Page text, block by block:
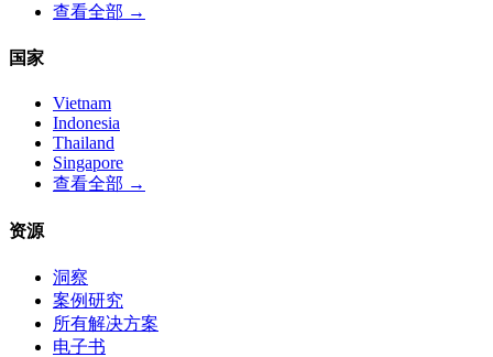
查看全部 →
国家
Vietnam
Indonesia
Thailand
Singapore
查看全部 →
资源
洞察
案例研究
所有解决方案
电子书